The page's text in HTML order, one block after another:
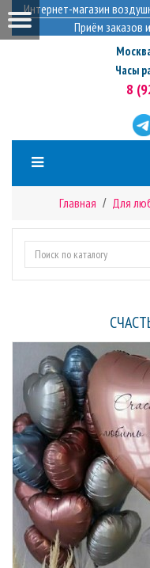
Интернет-магазин
Приём заказов
Часы
8
Главная Для